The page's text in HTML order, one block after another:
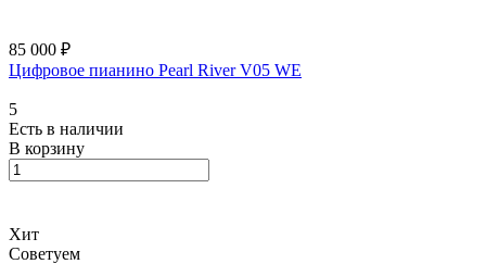
85 000 ₽
Цифровое пианино Pearl River V05 WE
5
Есть в наличии
В корзину
Хит
Советуем